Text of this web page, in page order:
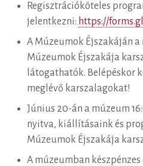
Regisztrációköteles
jelentkezni: https://
A Múzeumok Éjszakáján
Múzeumok Éjszakája
látogathatók. Belépéskor
meglévő karszalagokat!
Június 20-án a múzeum
nyitva, kiállításaink és
Múzeumok Éjszakája
A múzeumban